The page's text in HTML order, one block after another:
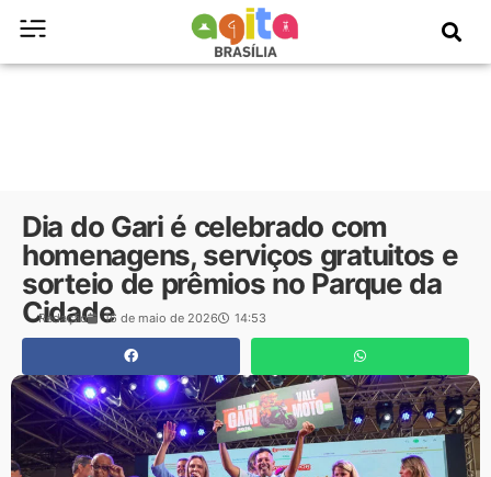
Dia do Gari é celebrado com
homenagens, serviços gratuitos e
sorteio de prêmios no Parque da
Cidade
Redação 16 de maio de 2026 14:53